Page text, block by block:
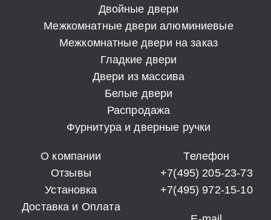
Двойные двери
Межкомнатные двери алюминиевые
Межкомнатные двери на заказ
Гладкие двери
Двери из массива
Белые двери
Распродажа
Фурнитура и дверные ручки
О компании
Отзывы
Установка
Доставка и Оплата
Телефон
+7(495) 205-23-73
+7(495) 972-15-10